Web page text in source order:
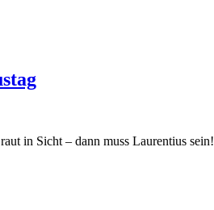
in Sicht – dann muss Laurentius sein!